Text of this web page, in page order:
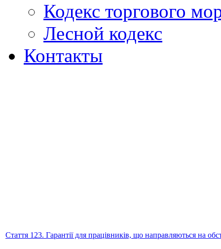
Кодекс торгового
Лесной кодекс
Контакты
Стаття 123. Гарантії для працівників, що направляються на